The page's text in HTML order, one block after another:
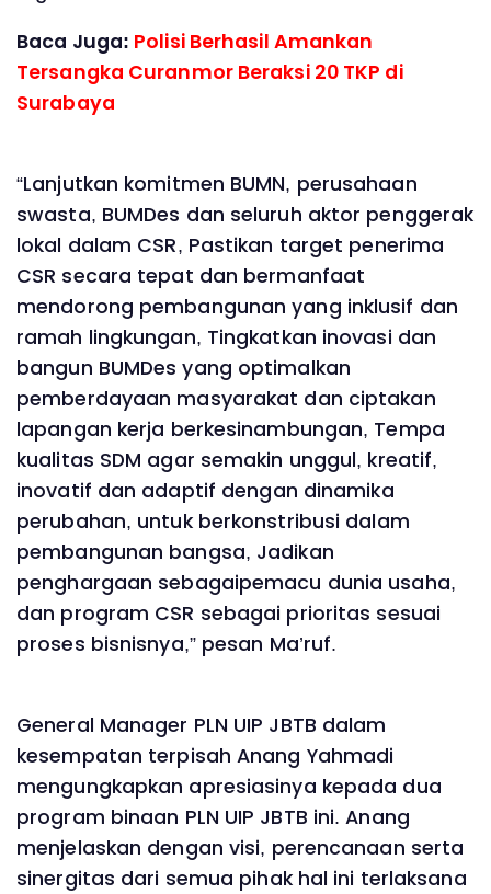
Baca Juga: Polisi Berhasil Amankan
Tersangka Curanmor Beraksi 20 TKP di
Surabaya
“Lanjutkan komitmen BUMN, perusahaan
swasta, BUMDes dan seluruh aktor penggerak
lokal dalam CSR, Pastikan target penerima
CSR secara tepat dan bermanfaat
mendorong pembangunan yang inklusif dan
ramah lingkungan, Tingkatkan inovasi dan
bangun BUMDes yang optimalkan
pemberdayaan masyarakat dan ciptakan
lapangan kerja berkesinambungan, Tempa
kualitas SDM agar semakin unggul, kreatif,
inovatif dan adaptif dengan dinamika
perubahan, untuk berkonstribusi dalam
pembangunan bangsa, Jadikan
penghargaan sebagaipemacu dunia usaha,
dan program CSR sebagai prioritas sesuai
proses bisnisnya,” pesan Ma’ruf.
General Manager PLN UIP JBTB dalam
kesempatan terpisah Anang Yahmadi
mengungkapkan apresiasinya kepada dua
program binaan PLN UIP JBTB ini. Anang
menjelaskan dengan visi, perencanaan serta
sinergitas dari semua pihak hal ini terlaksana